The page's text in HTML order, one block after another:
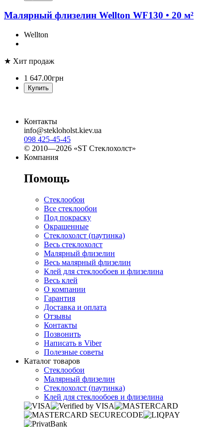
Малярный флизелин Wellton WF130 • 20 м²
Wellton
★ Хит продаж
1 647.00грн
Купить
Контакты
info@stekloholst.kiev.ua
098 425-45-45
© 2010—2026 «ST Стеклохолст»
Компания
Помощь
Стеклообои
Все стеклообои
Под покраску
Окрашенные
Стеклохолст (паутинка)
Весь стеклохолст
Малярный флизелин
Весь малярный флизелин
Клей для стеклообоев и флизелина
Весь клей
О компании
Гарантия
Доставка и оплата
Отзывы
Контакты
Позвонить
Написать в Viber
Полезные советы
Каталог товаров
Стеклообои
Малярный флизелин
Стеклохолст (паутинка)
Клей для стеклообоев и флизелина